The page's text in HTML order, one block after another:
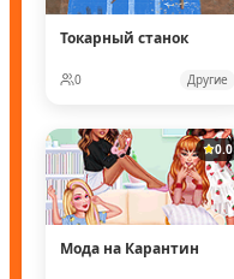
Токарный станок
0 Другие
0.0
Мода на Карантин